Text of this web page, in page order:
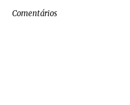
Comentários